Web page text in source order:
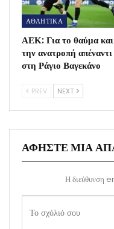
ΑΘΛΗΤΙΚΑ
ΑΕΚ: Για το θαύμα και
την ανατροπή απέναντι
στη Ράγιο Βαγεκάνο
PREV NEXT
ΑΦΉΣΤΕ ΜΙΑ
Η διεύθυνση